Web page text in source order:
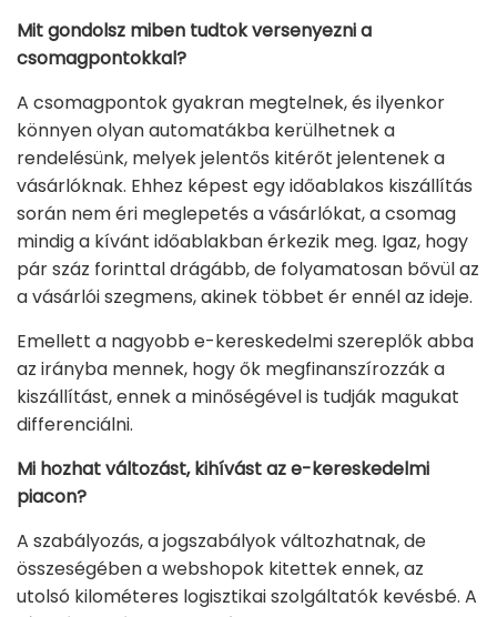
Mit gondolsz miben tudtok versenyezni a
csomagpontokkal?
A csomagpontok gyakran megtelnek, és ilyenkor
könnyen olyan automatákba kerülhetnek a
rendelésünk, melyek jelentős kitérőt jelentenek a
vásárlóknak. Ehhez képest egy időablakos kiszállítás
során nem éri meglepetés a vásárlókat, a csomag
mindig a kívánt időablakban érkezik meg. Igaz, hogy
pár száz forinttal drágább, de folyamatosan bővül az
a vásárlói szegmens, akinek többet ér ennél az ideje.
Emellett a nagyobb e-kereskedelmi szereplők abba
az irányba mennek, hogy ők megfinanszírozzák a
kiszállítást, ennek a minőségével is tudják magukat
differenciálni.
Mi hozhat változást, kihívást az e-kereskedelmi
piacon?
A szabályozás, a jogszabályok változhatnak, de
összeségében a webshopok kitettek ennek, az
utolsó kilométeres logisztikai szolgáltatók kevésbé. A